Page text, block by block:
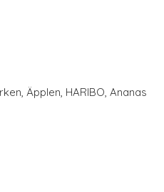
, Äpplen, HARIBO, Ananas